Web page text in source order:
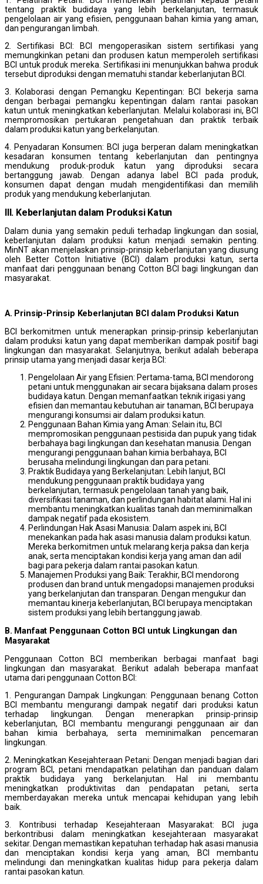
tentang praktik budidaya yang lebih berkelanjutan, termasuk
pengelolaan air yang efisien, penggunaan bahan kimia yang aman,
dan pengurangan limbah.
2. Sertifikasi BCI: BCI mengoperasikan sistem sertifikasi yang
memungkinkan petani dan produsen katun memperoleh sertifikasi
BCI untuk produk mereka. Sertifikasi ini menunjukkan bahwa produk
tersebut diproduksi dengan mematuhi standar keberlanjutan BCI.
3. Kolaborasi dengan Pemangku Kepentingan: BCI bekerja sama
dengan berbagai pemangku kepentingan dalam rantai pasokan
katun untuk meningkatkan keberlanjutan. Melalui kolaborasi ini, BCI
mempromosikan pertukaran pengetahuan dan praktik terbaik
dalam produksi katun yang berkelanjutan.
4. Penyadaran Konsumen: BCI juga berperan dalam meningkatkan
kesadaran konsumen tentang keberlanjutan dan pentingnya
mendukung produk-produk katun yang diproduksi secara
bertanggung jawab. Dengan adanya label BCI pada produk,
konsumen dapat dengan mudah mengidentifikasi dan memilih
produk yang mendukung keberlanjutan.
III. Keberlanjutan dalam Produksi Katun
Dalam dunia yang semakin peduli terhadap lingkungan dan sosial,
keberlanjutan dalam produksi katun menjadi semakin penting.
MinNT akan menjelaskan prinsip-prinsip keberlanjutan yang diusung
oleh Better Cotton Initiative (BCI) dalam produksi katun, serta
manfaat dari penggunaan benang Cotton BCI bagi lingkungan dan
masyarakat.
A. Prinsip-Prinsip Keberlanjutan BCI dalam Produksi Katun
BCI berkomitmen untuk menerapkan prinsip-prinsip keberlanjutan
dalam produksi katun yang dapat memberikan dampak positif bagi
lingkungan dan masyarakat. Selanjutnya, berikut adalah beberapa
prinsip utama yang menjadi dasar kerja BCI:
Pengelolaan Air yang Efisien: Pertama-tama, BCI mendorong
petani untuk menggunakan air secara bijaksana dalam proses
budidaya katun. Dengan memanfaatkan teknik irigasi yang
efisien dan memantau kebutuhan air tanaman, BCI berupaya
mengurangi konsumsi air dalam produksi katun.
Penggunaan Bahan Kimia yang Aman: Selain itu, BCI
mempromosikan penggunaan pestisida dan pupuk yang tidak
berbahaya bagi lingkungan dan kesehatan manusia. Dengan
mengurangi penggunaan bahan kimia berbahaya, BCI
berusaha melindungi lingkungan dan para petani.
Praktik Budidaya yang Berkelanjutan: Lebih lanjut, BCI
mendukung penggunaan praktik budidaya yang
berkelanjutan, termasuk pengelolaan tanah yang baik,
diversifikasi tanaman, dan perlindungan habitat alami. Hal ini
membantu meningkatkan kualitas tanah dan meminimalkan
dampak negatif pada ekosistem.
Perlindungan Hak Asasi Manusia: Dalam aspek ini, BCI
menekankan pada hak asasi manusia dalam produksi katun.
Mereka berkomitmen untuk melarang kerja paksa dan kerja
anak, serta menciptakan kondisi kerja yang aman dan adil
bagi para pekerja dalam rantai pasokan katun.
Manajemen Produksi yang Baik: Terakhir, BCI mendorong
produsen dan brand untuk mengadopsi manajemen produksi
yang berkelanjutan dan transparan. Dengan mengukur dan
memantau kinerja keberlanjutan, BCI berupaya menciptakan
sistem produksi yang lebih bertanggung jawab.
B. Manfaat Penggunaan Cotton BCI untuk Lingkungan dan
Masyarakat
Penggunaan Cotton BCI memberikan berbagai manfaat bagi
lingkungan dan masyarakat. Berikut adalah beberapa manfaat
utama dari penggunaan Cotton BCI:
1. Pengurangan Dampak Lingkungan: Penggunaan benang Cotton
BCI membantu mengurangi dampak negatif dari produksi katun
terhadap lingkungan. Dengan menerapkan prinsip-prinsip
keberlanjutan, BCI membantu mengurangi penggunaan air dan
bahan kimia berbahaya, serta meminimalkan pencemaran
lingkungan.
2. Meningkatkan Kesejahteraan Petani: Dengan menjadi bagian dari
program BCI, petani mendapatkan pelatihan dan panduan dalam
praktik budidaya yang berkelanjutan. Hal ini membantu
meningkatkan produktivitas dan pendapatan petani, serta
memberdayakan mereka untuk mencapai kehidupan yang lebih
baik.
3. Kontribusi terhadap Kesejahteraan Masyarakat: BCI juga
berkontribusi dalam meningkatkan kesejahteraan masyarakat
sekitar. Dengan memastikan kepatuhan terhadap hak asasi manusia
dan menciptakan kondisi kerja yang aman, BCI membantu
melindungi dan meningkatkan kualitas hidup para pekerja dalam
rantai pasokan katun.